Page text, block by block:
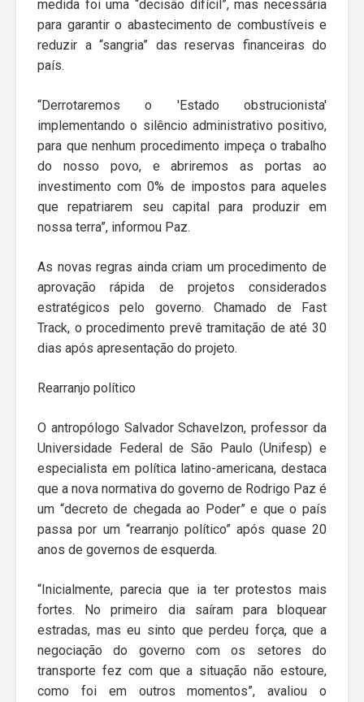
medida foi uma “decisão difícil”, mas necessária
para garantir o abastecimento de combustíveis e
reduzir a “sangria” das reservas financeiras do
país.
“Derrotaremos o 'Estado obstrucionista'
implementando o silêncio administrativo positivo,
para que nenhum procedimento impeça o trabalho
do nosso povo, e abriremos as portas ao
investimento com 0% de impostos para aqueles
que repatriarem seu capital para produzir em
nossa terra”, informou Paz.
As novas regras ainda criam um procedimento de
aprovação rápida de projetos considerados
estratégicos pelo governo. Chamado de Fast
Track, o procedimento prevê tramitação de até 30
dias após apresentação do projeto.
Rearranjo político
O antropólogo Salvador Schavelzon, professor da
Universidade Federal de São Paulo (Unifesp) e
especialista em política latino-americana, destaca
que a nova normativa do governo de Rodrigo Paz é
um “decreto de chegada ao Poder” e que o país
passa por um “rearranjo político” após quase 20
anos de governos de esquerda.
“Inicialmente, parecia que ia ter protestos mais
fortes. No primeiro dia saíram para bloquear
estradas, mas eu sinto que perdeu força, que a
negociação do governo com os setores do
transporte fez com que a situação não estoure,
como foi em outros momentos”, avaliou o